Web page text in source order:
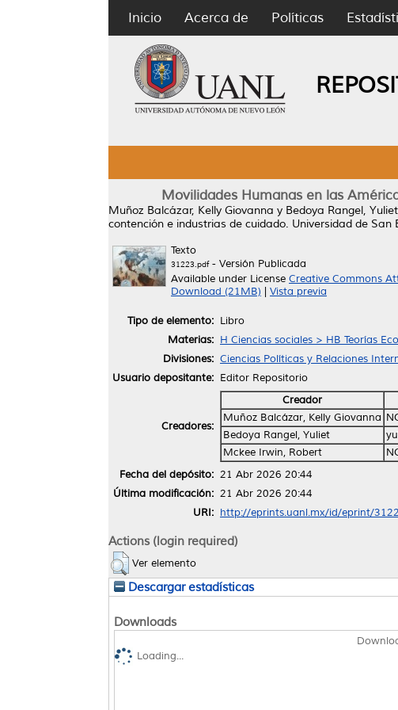
Inicio Acerca de Políticas
Movilidades Humanas en las
Muñoz Balcázar, Kelly Giovanna y Bedoya Rangel, Yuliet
contención e industrias de cuidado. Universidad de San
Texto
31223.pdf- Versión Publicada
Available under License Creative Commons
Download (21MB)
Vista previa
Tipo de elemento: Libro
Materias: H Ciencias sociales > HB Teorías
Divisiones: Ciencias Políticas y Relaciones
Usuario depositante: Editor Repositorio
Creadores:
Creador
Muñoz Balcázar, Kelly Giovanna
Bedoya Rangel, Yuliet
Mckee Irwin, Robert
Fecha del depósito: 21 Abr 2026 20:44
Última modificación: 21 Abr 2026 20:44
URI: http://eprints.uanl.mx/id/eprint/
Actions (login required)
Ver elemento
Descargar estadísticas
Downloads
Loading...